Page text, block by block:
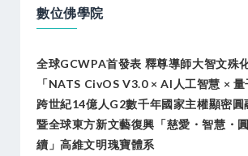
數位佛學院
全球GCWPA首發表 釋尊導師大智文殊
「NATS CivOS V3.0 × AI人工智慧 ×
跨世紀14億人G2數千年國家主權顯密圓
暨全球東方新文藝復興「慈愛・智慧・
續」高維文明瑰寶體系